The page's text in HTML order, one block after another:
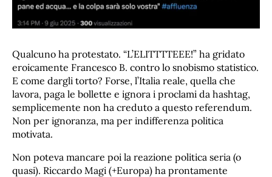
Qualcuno ha protestato. “L’ELITTTTEEE!” ha gridato
eroicamente Francesco B. contro lo snobismo statistico.
E come dargli torto? Forse, l’Italia reale, quella che
lavora, paga le bollette e ignora i proclami da hashtag,
semplicemente non ha creduto a questo referendum.
Non per ignoranza, ma per indifferenza politica
motivata.
Non poteva mancare poi la reazione politica seria (o
quasi). Riccardo Magi (+Europa) ha prontamente